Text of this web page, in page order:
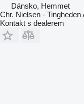
Dánsko, Hemmet
Chr. Nielsen - Tingheden
Kontakt s dealerem